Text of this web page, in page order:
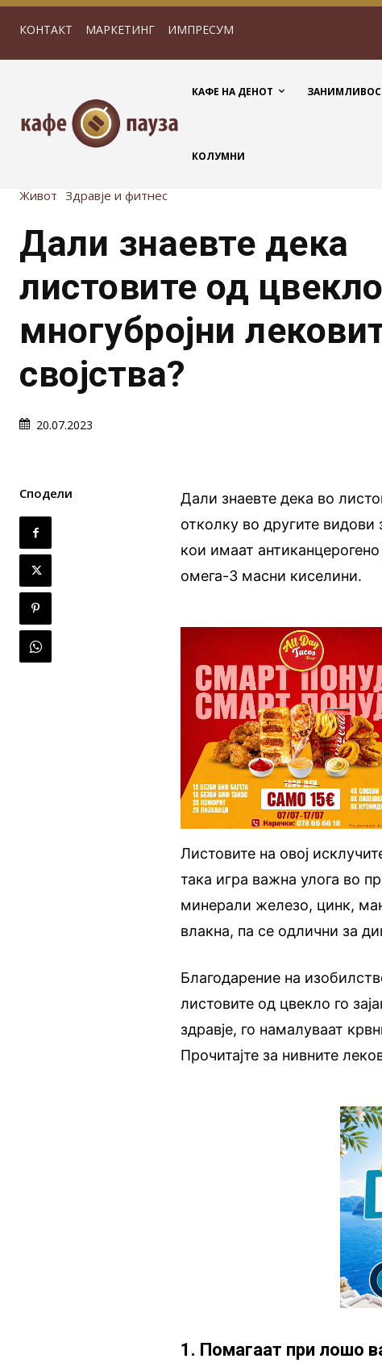
КОНТАКТ МАРКЕТИНГ ИМПРЕСУМ
КАФЕ НА ДЕНОТ
КОЛУМНИ
Живот Здравје и фитнес
Дали знаевте дека
листовите од
многубројни
својства?
20.07.2023
Сподели
Дали знаевте дека во
отколку во другите
кои имаат
омега-3 масни киселини.
Листовите на овој
така игра важна улога во
минерали железо, цинк,
влакна, па се одлични за
Благодарение на
листовите од цвекло го
здравје, го намалуваат
Прочитајте за нивните
1. Помагаат при лошо